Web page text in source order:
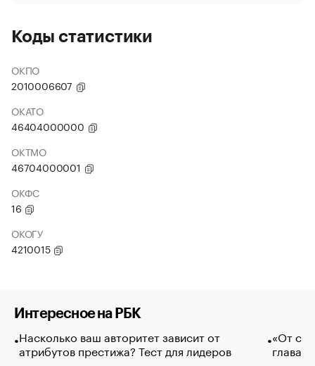
Коды статистики
ОКПО
2010006607
ОКАТО
46404000000
ОКТМО
46704000001
ОКФС
16
ОКОГУ
4210015
Интересное на РБК
Насколько ваш авторитет зависит от
атрибутов престижа? Тест для лидеров
«От
глава